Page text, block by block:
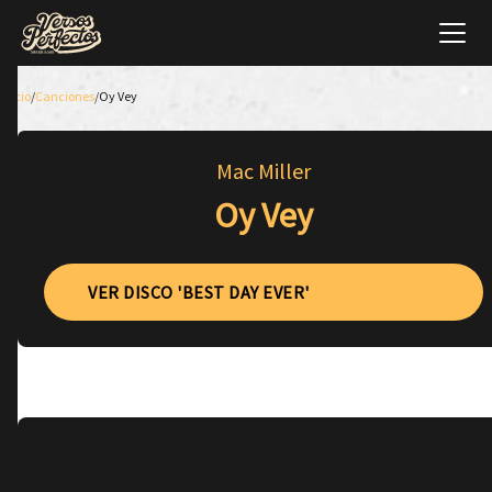
Inicio/Canciones/Oy Vey
Mac Miller
Oy Vey
VER DISCO 'BEST DAY EVER'